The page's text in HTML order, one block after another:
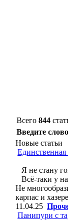
Всего 844
Введите
Новые статьи
Единственная
Я не стану
Всё-таки у
Не
карпас и
11.04.25
Панипури с